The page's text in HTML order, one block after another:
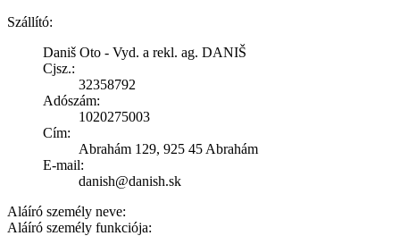
Szállító:
Daniš Oto - Vyd. a rekl. ag. DANIŠ
Cjsz.:
32358792
Adószám:
1020275003
Cím:
Abrahám 129, 925 45 Abrahám
E-mail:
danish@danish.sk
Aláíró személy neve:
Aláíró személy funkciója: